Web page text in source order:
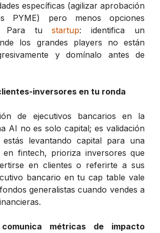
específicas (agilizar aprobación
PYME) pero menos opciones
Para tustartup: identifica un
los grandes players no están
y domínalo antes de
inversores en tu ronda
de ejecutivos bancarios en la
AI no es solo capital; es validación
estás levantando capital para una
en fintech, prioriza inversores que
en clientes o referirte a sus
bancario en tu cap table vale
generalistas cuando vendes a
métricas de impacto